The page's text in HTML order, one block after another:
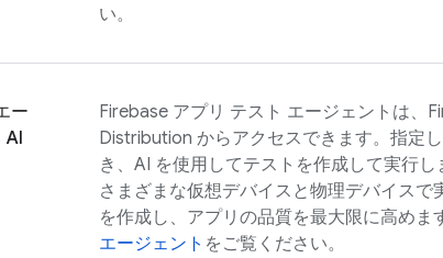
い。
ー
AI
Firebase アプリ テスト エージェントは、
Distribution からアクセスできます。指定
き、AI を使用してテストを作成して実行し
さまざまな仮想デバイスと物理デバイスで
を作成し、アプリの品質を最大限に高めま
エージェント をご覧ください。